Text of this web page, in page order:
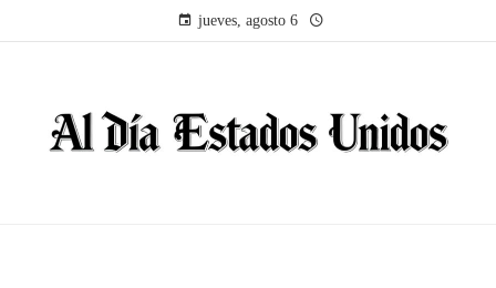
jueves, agosto 6